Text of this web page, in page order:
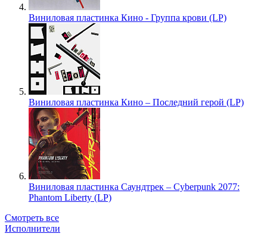
Виниловая пластинка Кино - Группа крови (LP)
Виниловая пластинка Кино – Последний герой (LP)
Виниловая пластинка Саундтрек – Cyberpunk 2077:
Phantom Liberty (LP)
Смотреть все
Исполнители